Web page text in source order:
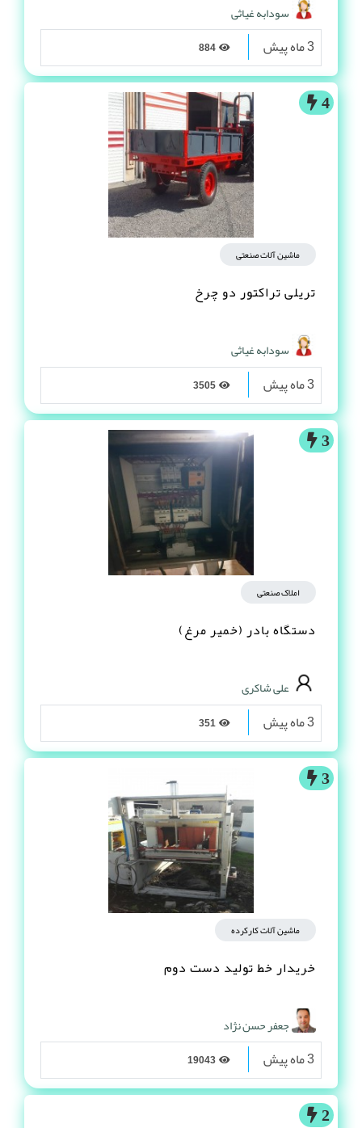
سودابه غیاثی
3 ماه پیش
4
ماشین آلات صنعتی
تریلی تراکتور دو چرخ
سودابه غیاثی
3 ماه پیش
3
املاک صنعتی
دستگاه بادر (خمیر مرغ)
علی شاکری
3 ماه پیش
3
ماشین آلات کارکرده
خریدار خط تولید دست دوم
جعفر حسن نژاد
3 ماه پیش
2